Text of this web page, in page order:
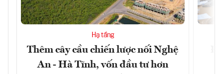
Hạ tầng
Thêm cây cầu chiến lược nối Nghệ
An - Hà Tĩnh, vốn đầu tư hơn